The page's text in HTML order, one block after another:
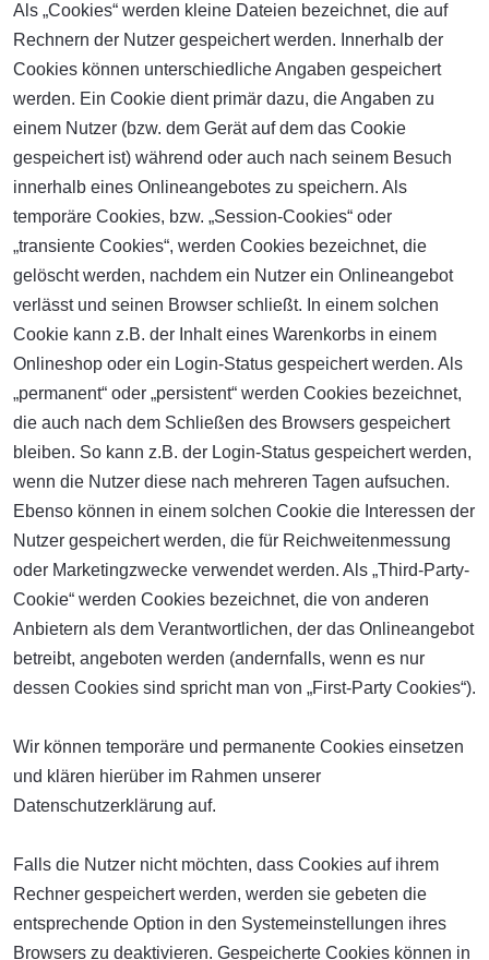
Als „Cookies“ werden kleine Dateien bezeichnet, die auf
Rechnern der Nutzer gespeichert werden. Innerhalb der
Cookies können unterschiedliche Angaben gespeichert
werden. Ein Cookie dient primär dazu, die Angaben zu
einem Nutzer (bzw. dem Gerät auf dem das Cookie
gespeichert ist) während oder auch nach seinem Besuch
innerhalb eines Onlineangebotes zu speichern. Als
temporäre Cookies, bzw. „Session-Cookies“ oder
„transiente Cookies“, werden Cookies bezeichnet, die
gelöscht werden, nachdem ein Nutzer ein Onlineangebot
verlässt und seinen Browser schließt. In einem solchen
Cookie kann z.B. der Inhalt eines Warenkorbs in einem
Onlineshop oder ein Login-Status gespeichert werden. Als
„permanent“ oder „persistent“ werden Cookies bezeichnet,
die auch nach dem Schließen des Browsers gespeichert
bleiben. So kann z.B. der Login-Status gespeichert werden,
wenn die Nutzer diese nach mehreren Tagen aufsuchen.
Ebenso können in einem solchen Cookie die Interessen der
Nutzer gespeichert werden, die für Reichweitenmessung
oder Marketingzwecke verwendet werden. Als „Third-Party-
Cookie“ werden Cookies bezeichnet, die von anderen
Anbietern als dem Verantwortlichen, der das Onlineangebot
betreibt, angeboten werden (andernfalls, wenn es nur
dessen Cookies sind spricht man von „First-Party Cookies“).
Wir können temporäre und permanente Cookies einsetzen
und klären hierüber im Rahmen unserer
Datenschutzerklärung auf.
Falls die Nutzer nicht möchten, dass Cookies auf ihrem
Rechner gespeichert werden, werden sie gebeten die
entsprechende Option in den Systemeinstellungen ihres
Browsers zu deaktivieren. Gespeicherte Cookies können in